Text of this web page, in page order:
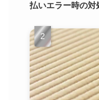
払いエラー時の対